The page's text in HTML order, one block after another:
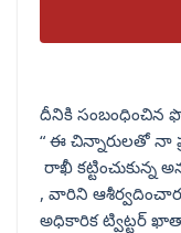
దీనికి సంబంధించిన
“ ఈ చిన్నారులతో నా
రాఖీ
, వారిని
అధికారిక ట్విట్టర్